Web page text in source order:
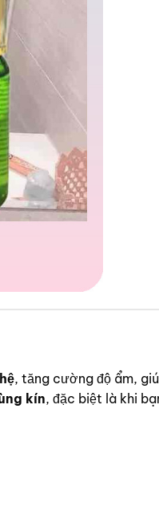
, tăng cường độ ẩm,
kín, đặc biệt là khi